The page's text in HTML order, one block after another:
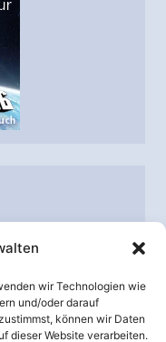
wir Technologien wie
und/oder darauf
können wir Daten
dieser Website verarbeiten.